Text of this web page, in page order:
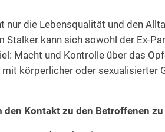
nur die Lebensqualität und den
kann sich sowohl der Ex-
Macht und Kontrolle über das
körperlicher oder sexualisierter
Kontakt zu den Betroffenen